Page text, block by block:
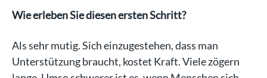
Wie erleben Sie diesen ersten Schritt?
Als sehr mutig. Sich einzugestehen, dass man
Unterstützung braucht, kostet Kraft. Viele zögern